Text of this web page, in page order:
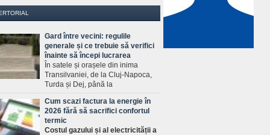
Gard între vecini: regulile
generale și ce trebuie să verifici
înainte să începi lucrarea
În satele și orașele din inima
Transilvaniei, de la Cluj-Napoca,
Turda și Dej, până la
Cum scazi factura la energie în
2026 fără să sacrifici confortul
termic
Costul gazului și al electricității a